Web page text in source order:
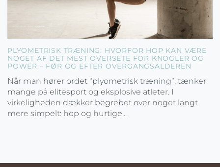
PLYOMETRISK TRÆNING: HVORFOR HOP KAN VÆRE
NOGET AF DET MEST OVERSETE FOR KNOGLER OG
POWER – FØR OG EFTER OVERGANGSALDEREN
Når man hører ordet “plyometrisk træning”, tænker
mange på elitesport og eksplosive atleter. I
virkeligheden dækker begrebet over noget langt
mere simpelt: hop og hurtige...